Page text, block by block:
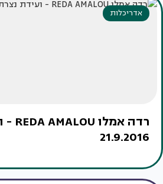
אדריכלות
21.9.2016